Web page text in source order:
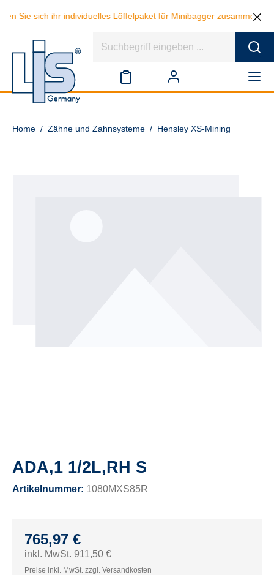
Sie sich ihr individuelles Löffelpaket für Minibagger zusammen
Home / Zähne und Zahnsysteme / Hensley XS-Mining
ADA,1 1/2L,RH S
Artikelnummer: 1080MXS85R
765,97 €
inkl. MwSt. 911,50 €
Preise inkl. MwSt. zzgl. Versandkosten